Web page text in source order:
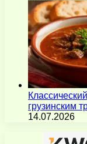
грузинским
14.07.2026